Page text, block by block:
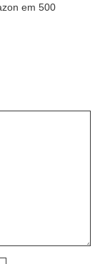
em 500